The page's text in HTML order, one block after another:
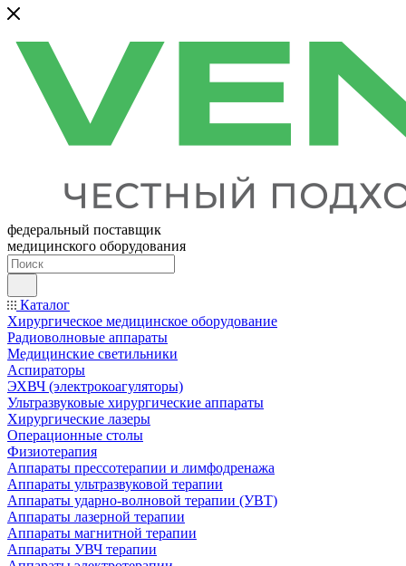
федеральный поставщик
медицинского оборудования
Каталог
Хирургическое медицинское оборудование
Радиоволновые аппараты
Медицинские светильники
Аспираторы
ЭХВЧ (электрокоагуляторы)
Ультразвуковые хирургические аппараты
Хирургические лазеры
Операционные столы
Физиотерапия
Аппараты прессотерапии и лимфодренажа
Аппараты ультразвуковой терапии
Аппараты ударно-волновой терапии (УВТ)
Аппараты лазерной терапии
Аппараты магнитной терапии
Аппараты УВЧ терапии